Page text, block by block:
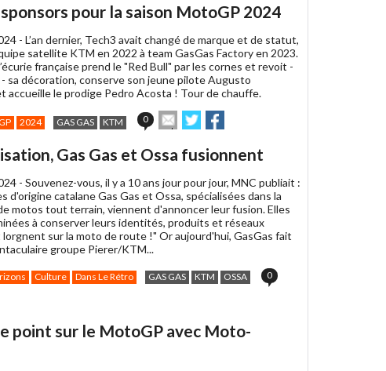
pour la saison MotoGP 2024
- L’an dernier, Tech3 avait changé de marque et de statut,
satellite KTM en 2022 à team GasGas Factory en 2023.
française prend le "Red Bull" par les cornes et revoit -
sa décoration, conserve son jeune pilote Augusto
accueille le prodige Pedro Acosta ! Tour de chauffe.
2024 GAS GAS KTM 0
Envoyer
cet
à
ami
Partager
sur sur
Gas Gas et Ossa fusionnent
- Souvenez-vous, il y a 10 ans jour pour jour, MNC publiait :
d'origine catalane Gas Gas et Ossa, spécialisées dans la
motos tout terrain, viennent d'annoncer leur fusion. Elles
à conserver leurs identités, produits et réseaux
lorgnent sur la moto de route !" Or aujourd'hui, GasGas fait
groupe Pierer/KTM...
Culture Dans Le Rétro GAS GAS KTM OSSA 0
point sur le MotoGP avec Moto-